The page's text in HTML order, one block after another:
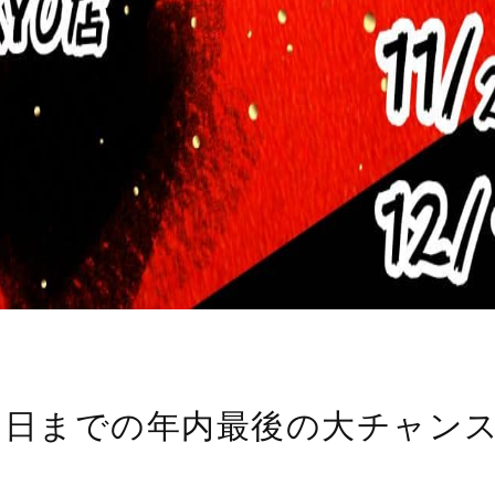
までの年内最後の大チャンス